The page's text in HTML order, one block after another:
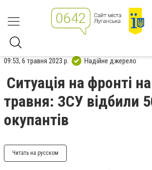
09:53, 6 травня 2023 р. Надійне джерело
Ситуація на фронті
травня: ЗСУ відбили
окупантів
Читать на русском